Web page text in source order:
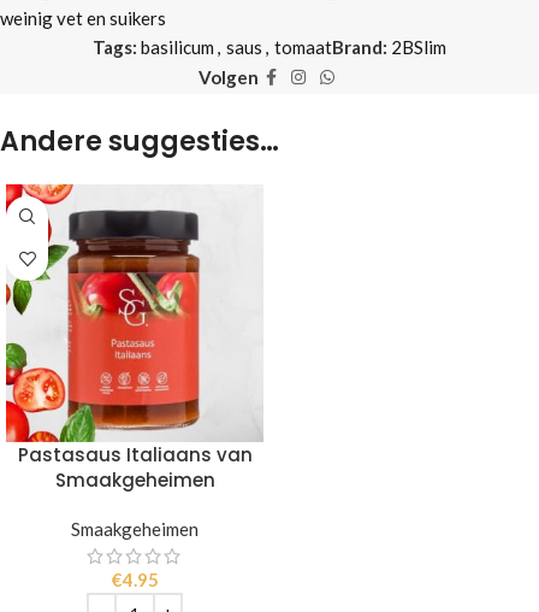
weinig vet en suikers
Tags: basilicum saus tomaatBrand: 2BSlim
Volgen
Andere suggesties…
Pastasaus Italiaans van
Smaakgeheimen
Smaakgeheimen
€4.95